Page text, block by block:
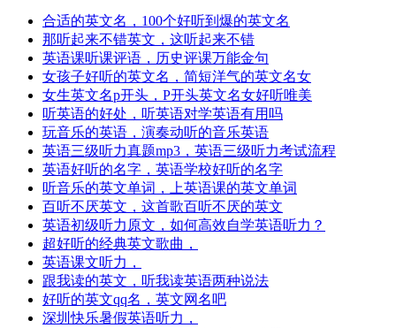
合适的英文名，100个好听到爆的英文名
那听起来不错英文，这听起来不错
英语课听课评语，历史评课万能金句
女孩子好听的英文名，简短洋气的英文名女
女生英文名p开头，P开头英文名女好听唯美
听英语的好处，听英语对学英语有用吗
玩音乐的英语，演奏动听的音乐英语
英语三级听力真题mp3，英语三级听力考试流程
英语好听的名字，英语学校好听的名字
听音乐的英文单词，上英语课的英文单词
百听不厌英文，这首歌百听不厌的英文
英语初级听力原文，如何高效自学英语听力？
超好听的经典英文歌曲，
英语课文听力，
跟我读的英文，听我读英语两种说法
好听的英文qq名，英文网名吧
深圳快乐暑假英语听力，